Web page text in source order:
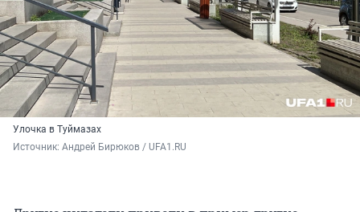
Улочка в Туймазах
Источник: Андрей Бирюков / UFA1.RU